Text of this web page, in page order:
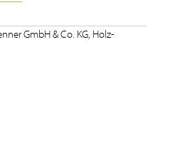
GmbH & Co. KG, Holz-